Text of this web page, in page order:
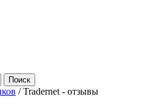
/Tradernet - отзывы